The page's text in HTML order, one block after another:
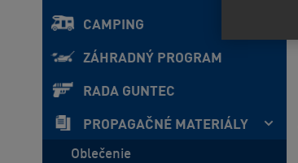
CAMPING
ZÁHRADNÝ PROGRAM
RADA GUNTEC
PROPAGAČNÉ MATERIÁLY
Oblečenie